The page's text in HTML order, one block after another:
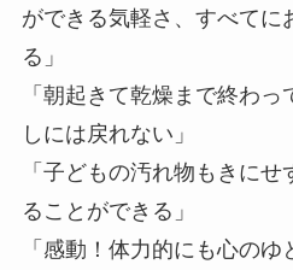
ができる気軽さ、すべてに
る」
「朝起きて乾燥まで終わ
しには戻れない」
「子どもの汚れ物もきに
ることができる」
「感動！体力的にも心の